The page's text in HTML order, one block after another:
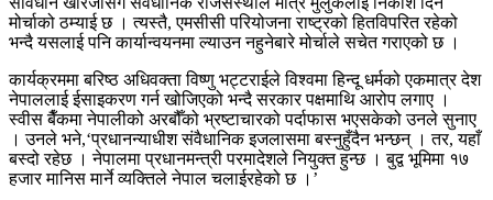
मोर्चाको ठम्याई छ । त्यस्तै, एमसीसी परियोजना राष्ट्रको हितविपरित रहेको
भन्दै यसलाई पनि कार्यान्वयनमा ल्याउन नहुनेबारे मोर्चाले सचेत गराएको छ ।
कार्यक्रममा बरिष्ठ अधिवक्ता विष्णु भट्टराईले विश्वमा हिन्दू धर्मको एकमात्र देश
नेपाललाई ईसाइकरण गर्न खोजिएको भन्दै सरकार पक्षमाथि आरोप लगाए ।
स्वीस बैँकमा नेपालीको अरबौँको भ्रष्टाचारको पर्दाफास भएसकेको उनले सुनाए
। उनले भने,‘प्रधानन्याधीश संवैधानिक इजलासमा बस्नुहुँदैन भन्छन् । तर, यहाँ
बस्दो रहेछ । नेपालमा प्रधानमन्त्री परमादेशले नियुक्त हुन्छ । बुद्व भूमिमा १७
हजार मानिस मार्ने व्यक्तिले नेपाल चलाईरहेको छ ।’